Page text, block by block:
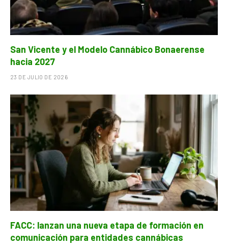
San Vicente y el Modelo Cannábico Bonaerense
hacia 2027
23 DE JULIO DE 2026
FACC: lanzan una nueva etapa de formación en
comunicación para entidades cannábicas